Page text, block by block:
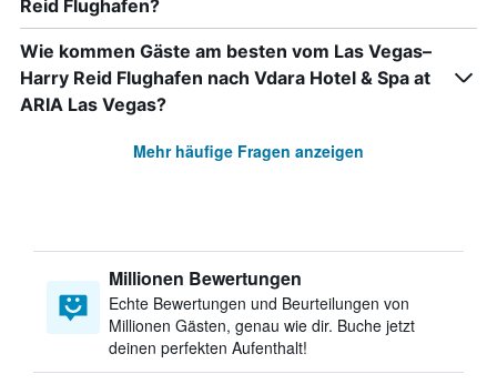
Reid Flughafen?
Wie kommen Gäste am besten vom Las Vegas–
Harry Reid Flughafen nach Vdara Hotel & Spa at
ARIA Las Vegas?
Mehr häufige Fragen anzeigen
Millionen Bewertungen
Echte Bewertungen und Beurteilungen von
Millionen Gästen, genau wie dir. Buche jetzt
deinen perfekten Aufenthalt!